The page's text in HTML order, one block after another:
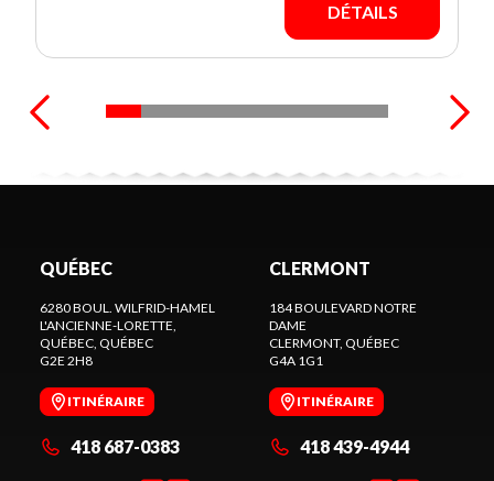
DÉTAILS
QUÉBEC
6280 BOUL. WILFRID-HAMEL
L'ANCIENNE-LORETTE,
QUÉBEC, QUÉBEC
G2E 2H8
ITINÉRAIRE
418 687-0383
CLERMONT
184 BOULEVARD NOTRE
DAME
CLERMONT, QUÉBEC
G4A 1G1
ITINÉRAIRE
418 439-4944